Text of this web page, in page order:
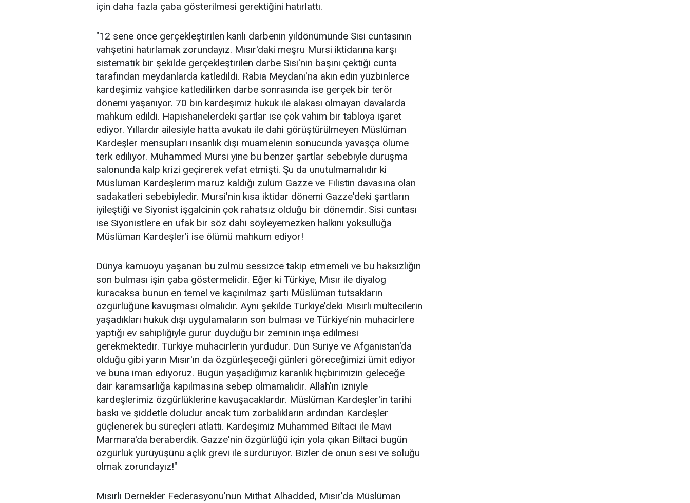
için daha fazla çaba gösterilmesi gerektiğini hatırlattı.
"12 sene önce gerçekleştirilen kanlı darbenin yıldönümünde Sisi cuntasının
vahşetini hatırlamak zorundayız. Mısır'daki meşru Mursi iktidarına karşı
sistematik bir şekilde gerçekleştirilen darbe Sisi'nin başını çektiği cunta
tarafından meydanlarda katledildi. Rabia Meydanı'na akın edin yüzbinlerce
kardeşimiz vahşice katledilirken darbe sonrasında ise gerçek bir terör
dönemi yaşanıyor. 70 bin kardeşimiz hukuk ile alakası olmayan davalarda
mahkum edildi. Hapishanelerdeki şartlar ise çok vahim bir tabloya işaret
ediyor. Yıllardır ailesiyle hatta avukatı ile dahi görüştürülmeyen Müslüman
Kardeşler mensupları insanlık dışı muamelenin sonucunda yavaşça ölüme
terk ediliyor. Muhammed Mursi yine bu benzer şartlar sebebiyle duruşma
salonunda kalp krizi geçirerek vefat etmişti. Şu da unutulmamalıdır ki
Müslüman Kardeşlerim maruz kaldığı zulüm Gazze ve Filistin davasına olan
sadakatleri sebebiyledir. Mursi'nin kısa iktidar dönemi Gazze'deki şartların
iyileştiği ve Siyonist işgalcinin çok rahatsız olduğu bir dönemdir. Sisi cuntası
ise Siyonistlere en ufak bir söz dahi söyleyemezken halkını yoksulluğa
Müslüman Kardeşler’i ise ölümü mahkum ediyor!
Dünya kamuoyu yaşanan bu zulmü sessizce takip etmemeli ve bu haksızlığın
son bulması işin çaba göstermelidir. Eğer ki Türkiye, Mısır ile diyalog
kuracaksa bunun en temel ve kaçınılmaz şartı Müslüman tutsakların
özgürlüğüne kavuşması olmalıdır. Aynı şekilde Türkiye’deki Mısırlı mültecilerin
yaşadıkları hukuk dışı uygulamaların son bulması ve Türkiye’nin muhacirlere
yaptığı ev sahipliğiyle gurur duyduğu bir zeminin inşa edilmesi
gerekmektedir. Türkiye muhacirlerin yurdudur. Dün Suriye ve Afganistan'da
olduğu gibi yarın Mısır'ın da özgürleşeceği günleri göreceğimizi ümit ediyor
ve buna iman ediyoruz. Bugün yaşadığımız karanlık hiçbirimizin geleceğe
dair karamsarlığa kapılmasına sebep olmamalıdır. Allah'ın izniyle
kardeşlerimiz özgürlüklerine kavuşacaklardır. Müslüman Kardeşler'in tarihi
baskı ve şiddetle doludur ancak tüm zorbalıkların ardından Kardeşler
güçlenerek bu süreçleri atlattı. Kardeşimiz Muhammed Biltaci ile Mavi
Marmara'da beraberdik. Gazze'nin özgürlüğü için yola çıkan Biltaci bugün
özgürlük yürüyüşünü açlık grevi ile sürdürüyor. Bizler de onun sesi ve soluğu
olmak zorundayız!"
Mısırlı Dernekler Federasyonu'nun Mithat Alhadded, Mısır'da Müslüman